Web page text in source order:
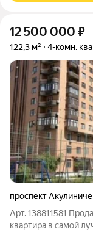
12 500 000 ₽
122,3 м² 4-комн.
проспект
Арт. 138811581
квартира в самой